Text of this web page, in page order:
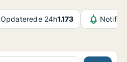
Opdaterede 24h1.173